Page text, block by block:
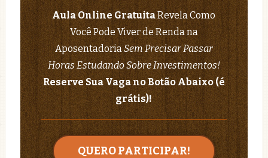
Aula Online GratuitaRevela Como
Você Pode Viver de Renda na
AposentadoriaSem Precisar Passar
Horas Estudando Sobre Investimentos!
Reserve Sua Vaga no Botão Abaixo (é
grátis)!
QUERO PARTICIPAR!